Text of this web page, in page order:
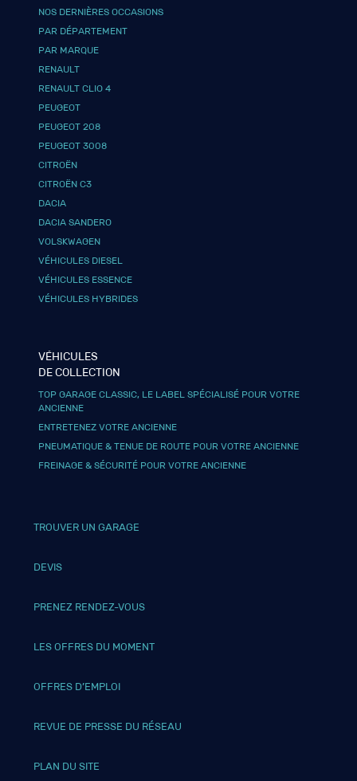
NOS DERNIÈRES OCCASIONS
PAR DÉPARTEMENT
PAR MARQUE
RENAULT
RENAULT CLIO 4
PEUGEOT
PEUGEOT 208
PEUGEOT 3008
CITROËN
CITROËN C3
DACIA
DACIA SANDERO
VOLSKWAGEN
VÉHICULES DIESEL
VÉHICULES ESSENCE
VÉHICULES HYBRIDES
VÉHICULES
DE COLLECTION
TOP GARAGE CLASSIC, LE LABEL SPÉCIALISÉ POUR VOTRE
ANCIENNE
ENTRETENEZ VOTRE ANCIENNE
PNEUMATIQUE & TENUE DE ROUTE POUR VOTRE ANCIENNE
FREINAGE & SÉCURITÉ POUR VOTRE ANCIENNE
TROUVER UN GARAGE
DEVIS
PRENEZ RENDEZ-VOUS
LES OFFRES DU MOMENT
OFFRES D’EMPLOI
REVUE DE PRESSE DU RÉSEAU
PLAN DU SITE